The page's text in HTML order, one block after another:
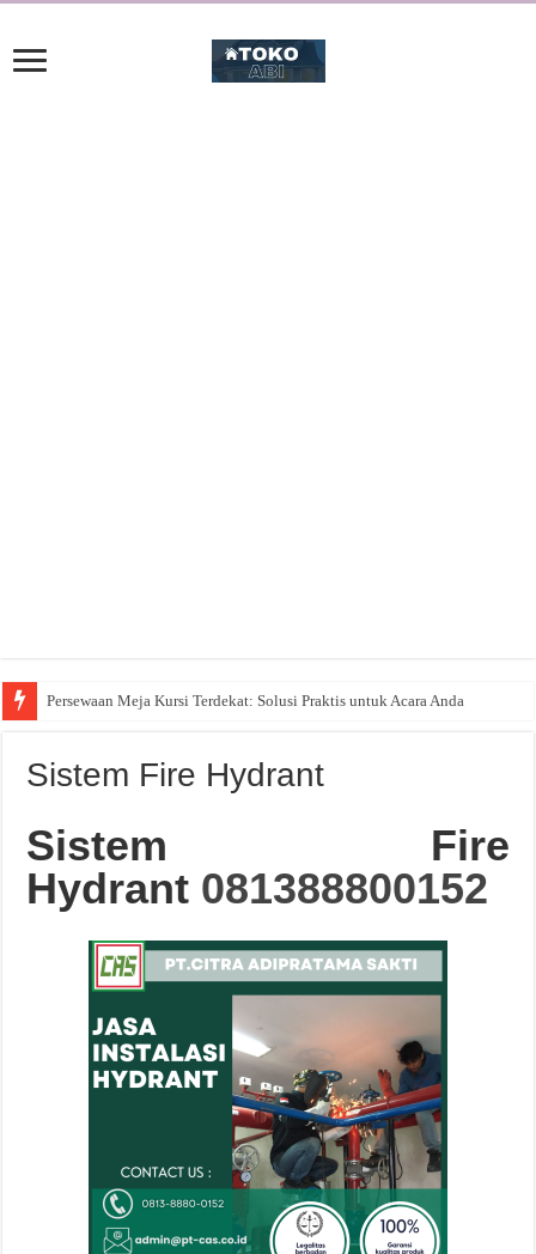
Persewaan Meja Kursi Terdekat: Solusi Praktis untuk Acara Anda
Sistem Fire Hydrant
Sistem Fire
Hydrant 081388800152